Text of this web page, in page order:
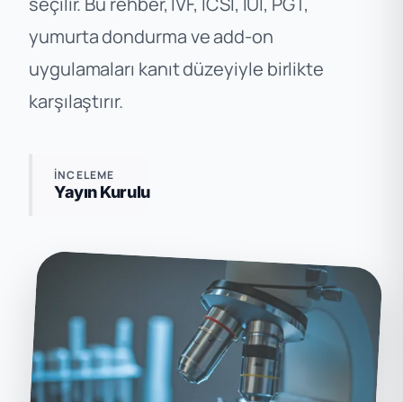
yumurta dondurma ve add-on
uygulamaları kanıt düzeyiyle birlikte
karşılaştırır.
İNCELEME
Yayın Kurulu